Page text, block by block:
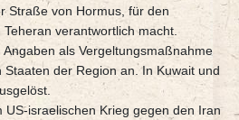
Straße von Hormus, für den
verantwortlich macht.
als Vergeltungsmaßnahme
der Region an. In Kuwait und
US-israelischen Krieg gegen den Iran